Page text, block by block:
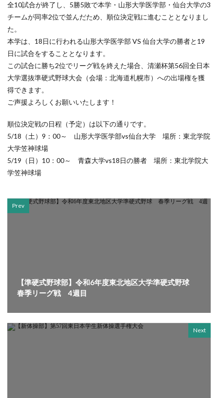
全10試合が終了し、5勝5敗で本学・山形大学医学部・仙台大学の3
チームが同率2位で並んだため、順位決定戦に進むこととなりまし
た。
本学は、18日に行われる山形大学医学部 VS 仙台大学の勝者と19
日に試合をすることとなります。
この試合に勝ち2位でリーグ戦を終えた場合、清瀬杯第56回全日本
大学選抜準硬式野球大会（会場：北海道札幌市）への出場権を獲
得できます。
ご声援よろしくお願いいたします！
順位決定戦の日程（予定）は以下の通りです。
5/18（土）9：00～ 山形大学医学部vs仙台大学 場所：東北学院
大学笠神球場
5/19（日）10：00～ 青森大学vs18日の勝者 場所：東北学院大
学笠神球場
Prev
【準硬式野球部】令和6年度東北地区大学準硬式野球
春季リーグ戦 4週目
Next